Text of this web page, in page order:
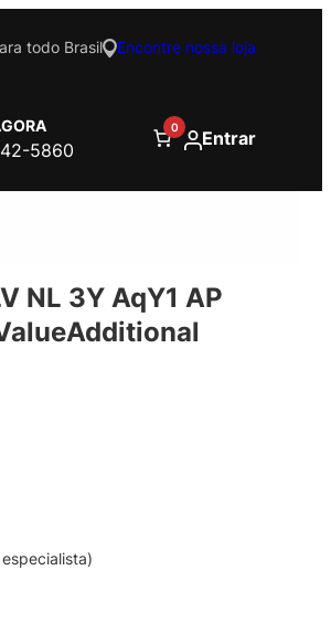
todo Brasil Encontre nossa loja
5860
0 Entrar
NL 3Y AqY1 AP